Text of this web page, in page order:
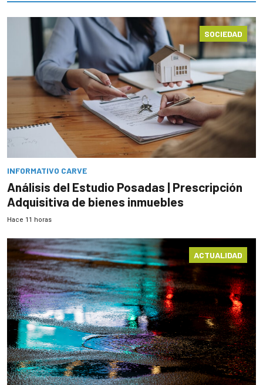
SOCIEDAD
INFORMATIVO CARVE
Análisis del Estudio Posadas | Prescripción
Adquisitiva de bienes inmuebles
Hace 11 horas
ACTUALIDAD